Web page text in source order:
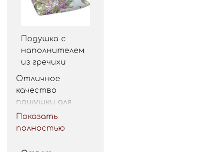
Подушка с
наполнителем
из гречихи
Отличное
качество
пошушки для
такой цены.
Рекомендую.
Показать
полностью